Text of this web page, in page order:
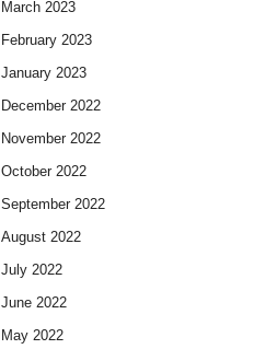
March 2023
February 2023
January 2023
December 2022
November 2022
October 2022
September 2022
August 2022
July 2022
June 2022
May 2022